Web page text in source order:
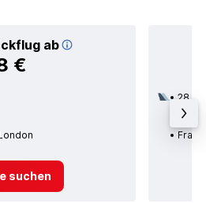
ab
€
suchen
28.09.
1